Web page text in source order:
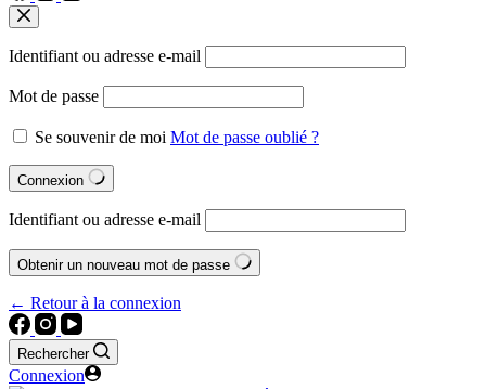
Identifiant ou adresse e-mail
Mot de passe
Se souvenir de moi Mot de passe oublié ?
Connexion
Identifiant ou adresse e-mail
Obtenir un nouveau mot de passe
← Retour à la connexion
Rechercher
Connexion